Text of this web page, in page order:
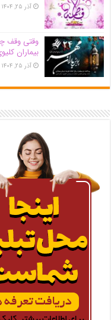
آذر ۲۵, ۱۴۰۴
وقتی وقف
بیماران
آذر ۲۵, ۱۴۰۴